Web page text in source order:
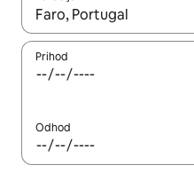
Ko so rezultati na voljo,
Prihod
Odhod